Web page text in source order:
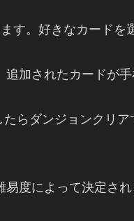
す。好きなカードを
加されたカードが
らダンジョンクリ
度によって決定され